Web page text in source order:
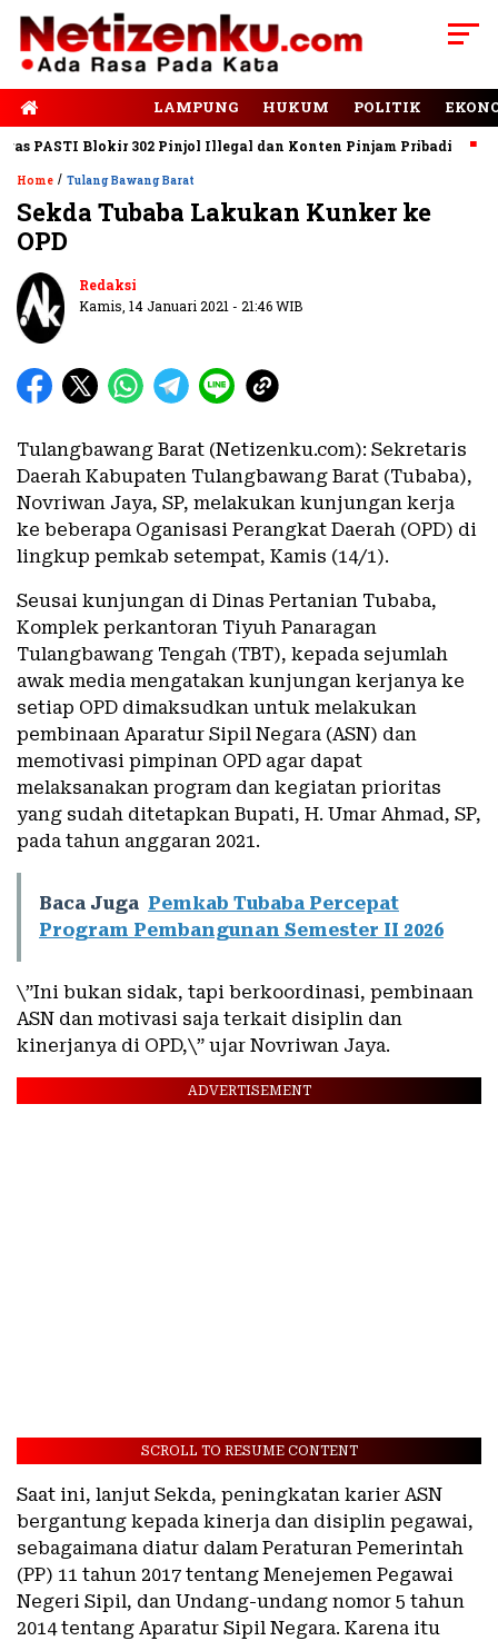
LAMPUNG HUKUM POLITIK
PASTI Blokir 302 Pinjol Illegal dan Konten Pinjam Pribadi
Home / Tulang Bawang Barat
Sekda Tubaba Lakukan Kunker ke
OPD
Redaksi
Kamis, 14 Januari 2021 - 21:46 WIB
Tulangbawang Barat (Netizenku.com): Sekretaris
Daerah Kabupaten Tulangbawang Barat (Tubaba),
Novriwan Jaya, SP, melakukan kunjungan kerja
ke beberapa Oganisasi Perangkat Daerah (OPD) di
lingkup pemkab setempat, Kamis (14/1).
Seusai kunjungan di Dinas Pertanian Tubaba,
Komplek perkantoran Tiyuh Panaragan
Tulangbawang Tengah (TBT), kepada sejumlah
awak media mengatakan kunjungan kerjanya ke
setiap OPD dimaksudkan untuk melakukan
pembinaan Aparatur Sipil Negara (ASN) dan
memotivasi pimpinan OPD agar dapat
melaksanakan program dan kegiatan prioritas
yang sudah ditetapkan Bupati, H. Umar Ahmad, SP,
pada tahun anggaran 2021.
Baca Juga Pemkab Tubaba Percepat
Program Pembangunan Semester II 2026
\”Ini bukan sidak, tapi berkoordinasi, pembinaan
ASN dan motivasi saja terkait disiplin dan
kinerjanya di OPD,\” ujar Novriwan Jaya.
ADVERTISEMENT
SCROLL TO RESUME CONTENT
Saat ini, lanjut Sekda, peningkatan karier ASN
bergantung kepada kinerja dan disiplin pegawai,
sebagaimana diatur dalam Peraturan Pemerintah
(PP) 11 tahun 2017 tentang Menejemen Pegawai
Negeri Sipil, dan Undang-undang nomor 5 tahun
2014 tentang Aparatur Sipil Negara. Karena itu